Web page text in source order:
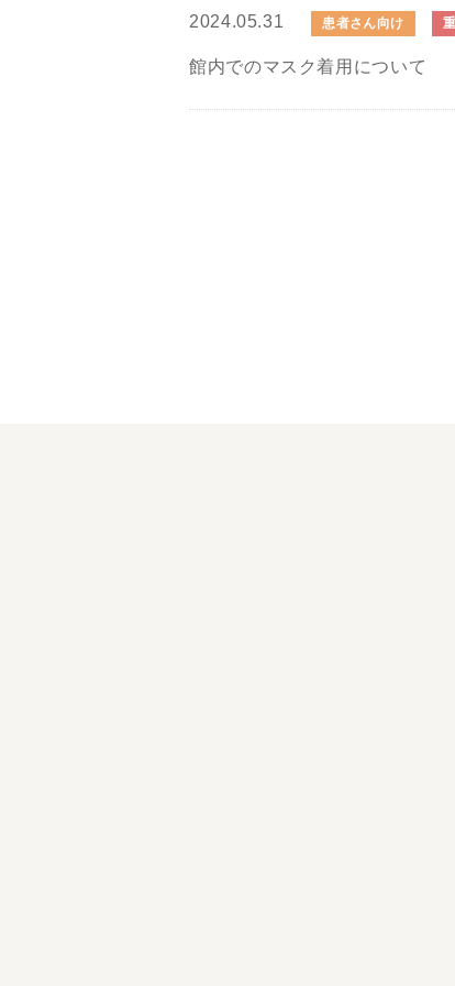
2024.05.31 患者さん向け
館内でのマスク着用について